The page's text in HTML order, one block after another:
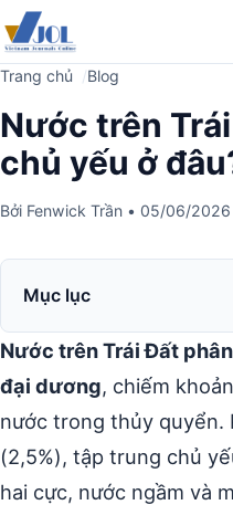
Trang chủ Blog
Nước trên
chủ yếu ở
Bởi Fenwick Trần • 05/06/2026
Mục lục
Nước trên Trái Đất
đại dương, chiếm
nước trong thủy quyển.
(2,5%), tập trung chủ
hai cực, nước ngầm và